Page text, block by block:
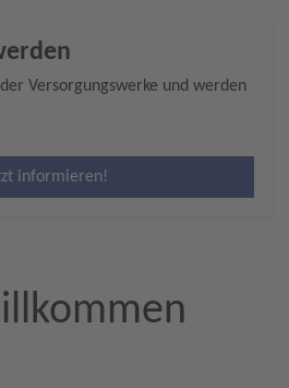
Versorgungswerke und werden
informieren!